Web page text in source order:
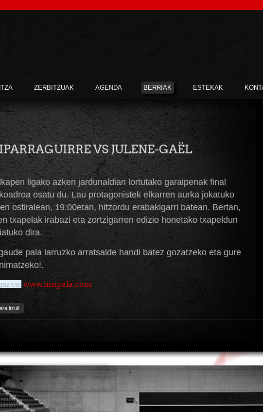
ZERBITZUAK AGENDA BERRIAK ESTEKAK
VS JULENE-GAËL
ligako azken jardunaldian lortutako garaipenak final
osatu du. Lau protagonistek elkarren aurka jokatuko
ostiralean, 19:00etan, hitzordu erabakigarri batean. Bertan,
txapelak irabazi eta zortzigarren edizio honetako txapeldun
dira.
pala larruzko arratsalde handi batez gozatzeko eta gure
www.innpala.com
itzuli